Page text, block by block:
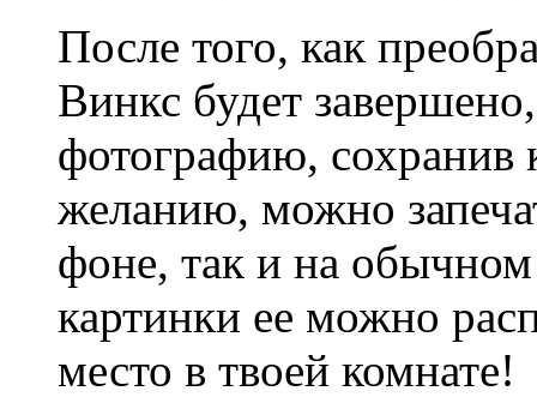
После того, как
Винкс будет
фотографию, сохранив
желанию, можно
фоне, так и на
картинки ее можно
место в твоей комнате!